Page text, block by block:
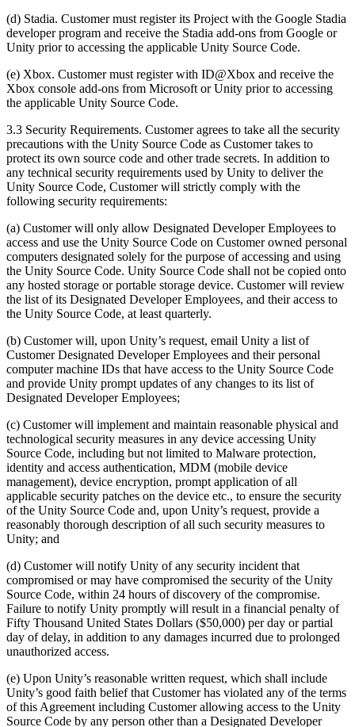
(d) Stadia. Customer must register its Project with the Google Stadia
developer program and receive the Stadia add-ons from Google or
Unity prior to accessing the applicable Unity Source Code.
(e) Xbox. Customer must register with ID@Xbox and receive the
Xbox console add-ons from Microsoft or Unity prior to accessing
the applicable Unity Source Code.
3.3 Security Requirements. Customer agrees to take all the security
precautions with the Unity Source Code as Customer takes to
protect its own source code and other trade secrets. In addition to
any technical security requirements used by Unity to deliver the
Unity Source Code, Customer will strictly comply with the
following security requirements:
(a) Customer will only allow Designated Developer Employees to
access and use the Unity Source Code on Customer owned personal
computers designated solely for the purpose of accessing and using
the Unity Source Code. Unity Source Code shall not be copied onto
any hosted storage or portable storage device. Customer will review
the list of its Designated Developer Employees, and their access to
the Unity Source Code, at least quarterly.
(b) Customer will, upon Unity’s request, email Unity a list of
Customer Designated Developer Employees and their personal
computer machine IDs that have access to the Unity Source Code
and provide Unity prompt updates of any changes to its list of
Designated Developer Employees;
(c) Customer will implement and maintain reasonable physical and
technological security measures in any device accessing Unity
Source Code, including but not limited to Malware protection,
identity and access authentication, MDM (mobile device
management), device encryption, prompt application of all
applicable security patches on the device etc., to ensure the security
of the Unity Source Code and, upon Unity’s request, provide a
reasonably thorough description of all such security measures to
Unity; and
(d) Customer will notify Unity of any security incident that
compromised or may have compromised the security of the Unity
Source Code, within 24 hours of discovery of the compromise.
Failure to notify Unity promptly will result in a financial penalty of
Fifty Thousand United States Dollars ($50,000) per day or partial
day of delay, in addition to any damages incurred due to prolonged
unauthorized access.
(e) Upon Unity’s reasonable written request, which shall include
Unity’s good faith belief that Customer has violated any of the terms
of this Agreement including Customer allowing access to the Unity
Source Code by any person other than a Designated Developer